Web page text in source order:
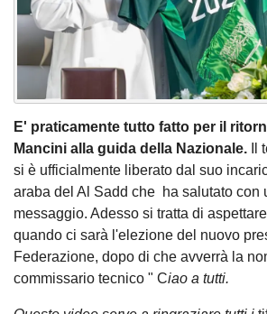
E' praticamente tutto fatto per il
Mancini alla guida della Nazionale.
si è ufficialmente liberato dal suo
araba del Al Sadd che ha salutato con
messaggio. Adesso si tratta di
quando ci sarà l'elezione del nuovo
Federazione, dopo di che avverrà la
commissario tecnico " Ciao a tutti.